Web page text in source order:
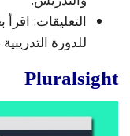
التعليقات:
للدورة
Pluralsight